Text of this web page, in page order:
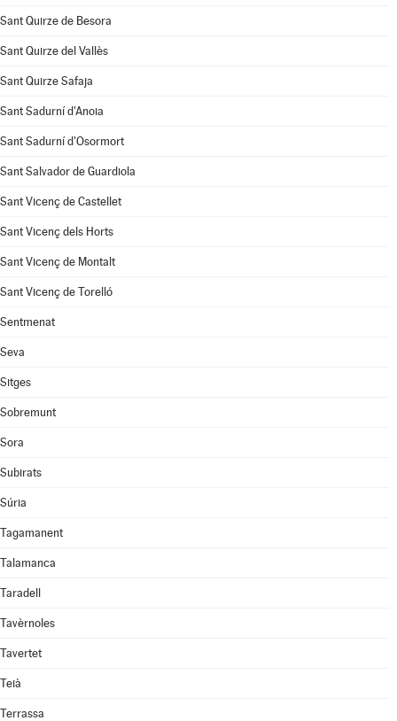
Sant Quirze de Besora
Sant Quirze del Vallès
Sant Quirze Safaja
Sant Sadurní d'Anoia
Sant Sadurní d'Osormort
Sant Salvador de Guardiola
Sant Vicenç de Castellet
Sant Vicenç dels Horts
Sant Vicenç de Montalt
Sant Vicenç de Torelló
Sentmenat
Seva
Sitges
Sobremunt
Sora
Subirats
Súria
Tagamanent
Talamanca
Taradell
Tavèrnoles
Tavertet
Teià
Terrassa